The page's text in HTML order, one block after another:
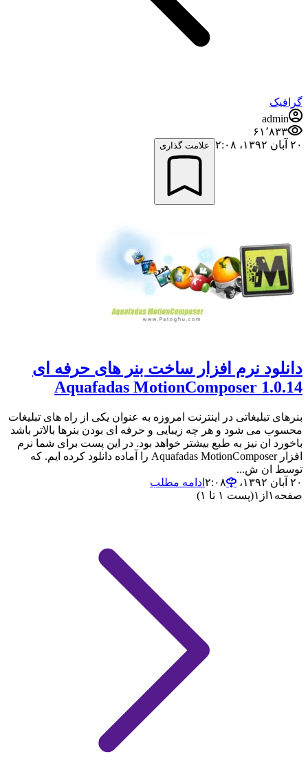
گرافیک
admin
۶۱٬۸۳۳
۲۰ آبان ۱۳۹۲،‏ ۲:۰۸
علامت گذاری
دانلود نرم افزار ساخت بنر های حرفه ای
Aquafadas MotionComposer 1.0.14
بنرهای تبلیغاتی در اینترنت امروزه به عنوان یکی از راه های تبلیغات
محسوب می شود و هر چه زیبایی و حرفه ای بودن بنرها بالاتر باشد
باخورد ان نیز به طبع بیشتر خواهد بود. در این پست برای شما نرم
افزار Aquafadas MotionComposer را آماده دانلود کرده ایم. که
توسط ان ش...
۲۰ آبان ۱۳۹۲،‏ ۲:۰۸
ادامه مطلب
صفحه ۱ از ۱(پست ۱ تا ۱)